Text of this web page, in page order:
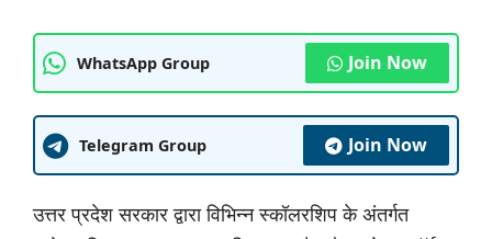
WhatsApp Group Join Now
Telegram Group Join Now
उत्तर प्रदेश सरकार द्वारा विभिन्न स्कॉलरशिप के अंतर्गत